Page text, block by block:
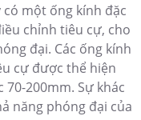
có một ống kính đặc
chỉnh tiêu cự, cho
đại. Các ống kính
cự được thể hiện
200mm. Sự khác
năng phóng đại của